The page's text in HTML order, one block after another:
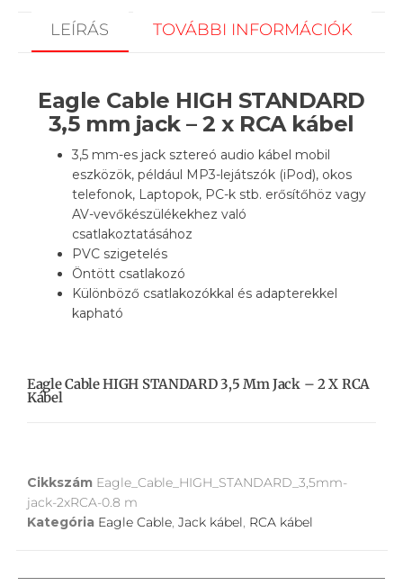
LEÍRÁS TOVÁBBI INFORMÁCIÓK
Eagle Cable HIGH STANDARD
3,5 mm jack – 2 x RCA kábel
3,5 mm-es jack sztereó audio kábel mobil
eszközök, például MP3-lejátszók (iPod), okos
telefonok, Laptopok, PC-k stb. erősítőhöz vagy
AV-vevőkészülékekhez való
csatlakoztatásához
PVC szigetelés
Öntött csatlakozó
Különböző csatlakozókkal és adapterekkel
kapható
Eagle Cable HIGH STANDARD 3,5 Mm Jack – 2 X RCA
Kábel
Cikkszám Eagle_Cable_HIGH_STANDARD_3,5mm-
jack-2xRCA-0.8 m
Kategória Eagle Cable, Jack kábel, RCA kábel